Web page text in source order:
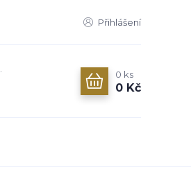
Přihlášení
0 ks
0 Kč